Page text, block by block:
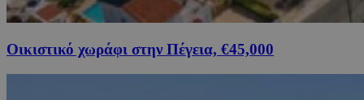
Οικιστικό χωράφι στην Πέγεια, €45,000